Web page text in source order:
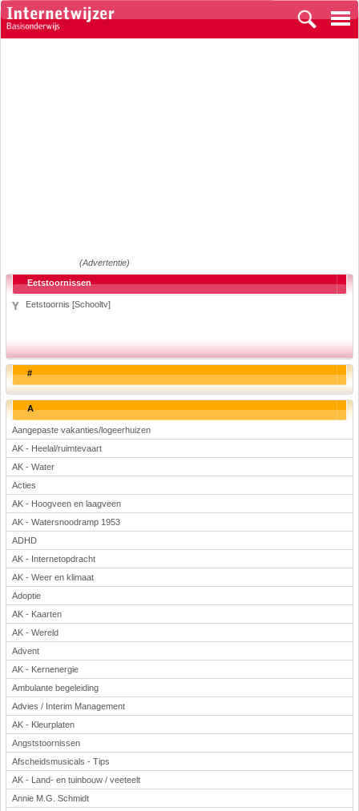
(Advertentie)
Eetstoornissen
Eetstoornis [Schooltv]
#
A
Aangepaste vakanties/logeerhuizen
AK - Heelal/ruimtevaart
AK - Water
Acties
AK - Hoogveen en laagveen
AK - Watersnoodramp 1953
ADHD
AK - Internetopdracht
AK - Weer en klimaat
Adoptie
AK - Kaarten
AK - Wereld
Advent
AK - Kernenergie
Ambulante begeleiding
Advies / Interim Management
AK - Kleurplaten
Angststoornissen
Afscheidsmusicals - Tips
AK - Land- en tuinbouw / veeteelt
Annie M.G. Schmidt